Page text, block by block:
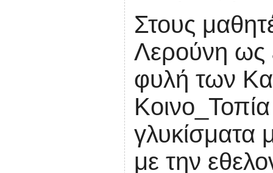
Στους
Λερούνη ως
φυλή των
γλυκίσματα
με την